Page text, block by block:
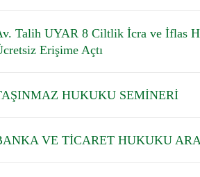
Talih UYAR 8 Ciltlik İcra ve İflas
Erişime Açtı
HUKUKU SEMİNERİ
VE TİCARET HUKUKU